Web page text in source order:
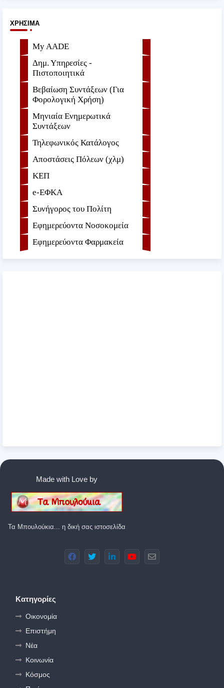
ΧΡΉΣΙΜΑ
My AADE
Δημ. Υπηρεσίες -
Πιστοποιητικά
Βεβαίωση Συντάξεων (Για
Φορολογική Χρήση)
Μηνιαία Ενημερωτικά
Συντάξεων
Τηλεφωνικός Κατάλογος
Αποστάσεις Πόλεων (χλμ)
ΚΕΠ
e-ΕΦKA
Συνήγορος του Πολίτη
Εφημερεύοντα Νοσοκομεία
Εφημερεύοντα Φαρμακεία
Made with Love by
Τα Μπουλούκια... η δική σας ιστοσελίδα
Κατηγορίες
Οικονομία
Επιστήμη
Νέα
Κοινωνία
Κόσμος